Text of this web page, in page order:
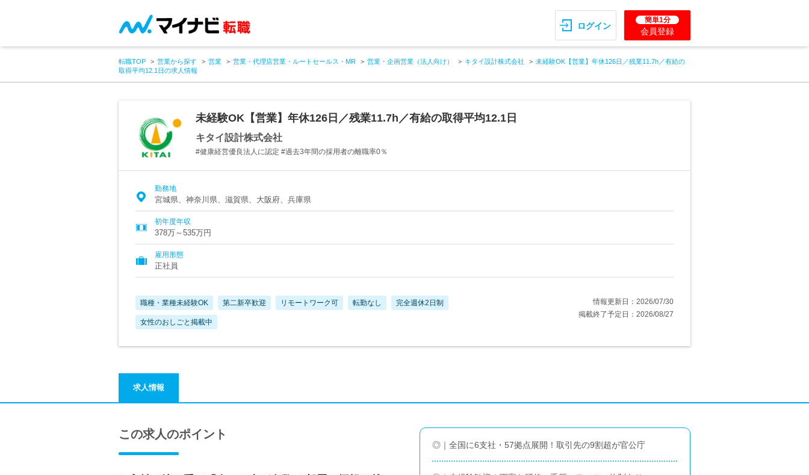
ログイン
簡単1分
会員登録
転職TOP 営業から探す 営業 営業・代理店営業・ルートセールス・MR 営業・企画営業（法人向け） キタイ設計株式会社
未経験OK【営業】年休126日／残業11.7h／有給の
取得平均12.1日の求人情報
未経験OK【営業】年休126日／残業11.7h／有給の取得平均12.1日
キタイ設計株式会社
#健康経営優良法人に認定 #過去3年間の採用者の離職率0％
勤務地
宮城県、神奈川県、滋賀県、大阪府、兵庫県
初年度年収
378万～535万円
雇用形態
正社員
職種・業種未経験OK 第二新卒歓迎 リモートワーク可 転勤なし 完全週休2日制
女性のおしごと掲載中
情報更新日：2026/07/30
掲載終了予定日：2026/08/27
求人情報
この求人のポイント
◎｜全国に6支社・57拠点展開！取引先の9割超が官公庁